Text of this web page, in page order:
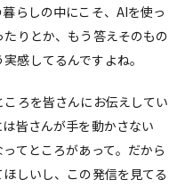
らしの中にこそ、AIを使っ
りとか、もう答えそのもの
感してるんですよね。
ろを皆さんにお伝えしてい
皆さんが手を動かさない
てところがあって。だから
しいし、この発信を見てる